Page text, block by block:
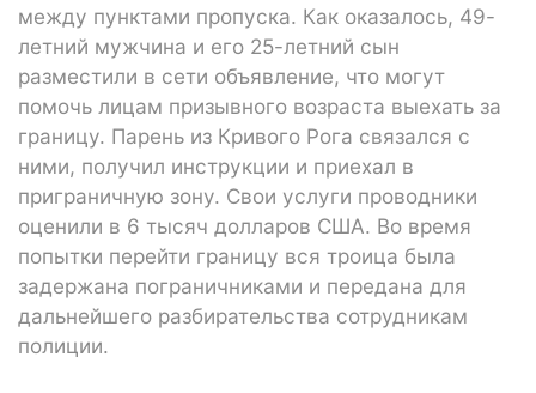
между пунктами пропуска. Как оказалось, 49-
летний мужчина и его 25-летний сын
разместили в сети объявление, что могут
помочь лицам призывного возраста выехать за
границу. Парень из Кривого Рога связался с
ними, получил инструкции и приехал в
приграничную зону. Свои услуги проводники
оценили в 6 тысяч долларов США. Во время
попытки перейти границу вся троица была
задержана пограничниками и передана для
дальнейшего разбирательства сотрудникам
полиции.